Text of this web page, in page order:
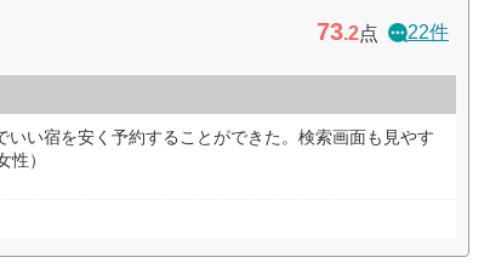
73.2点 22件
いい宿を安く予約することができた。検索画面も見やす
性）